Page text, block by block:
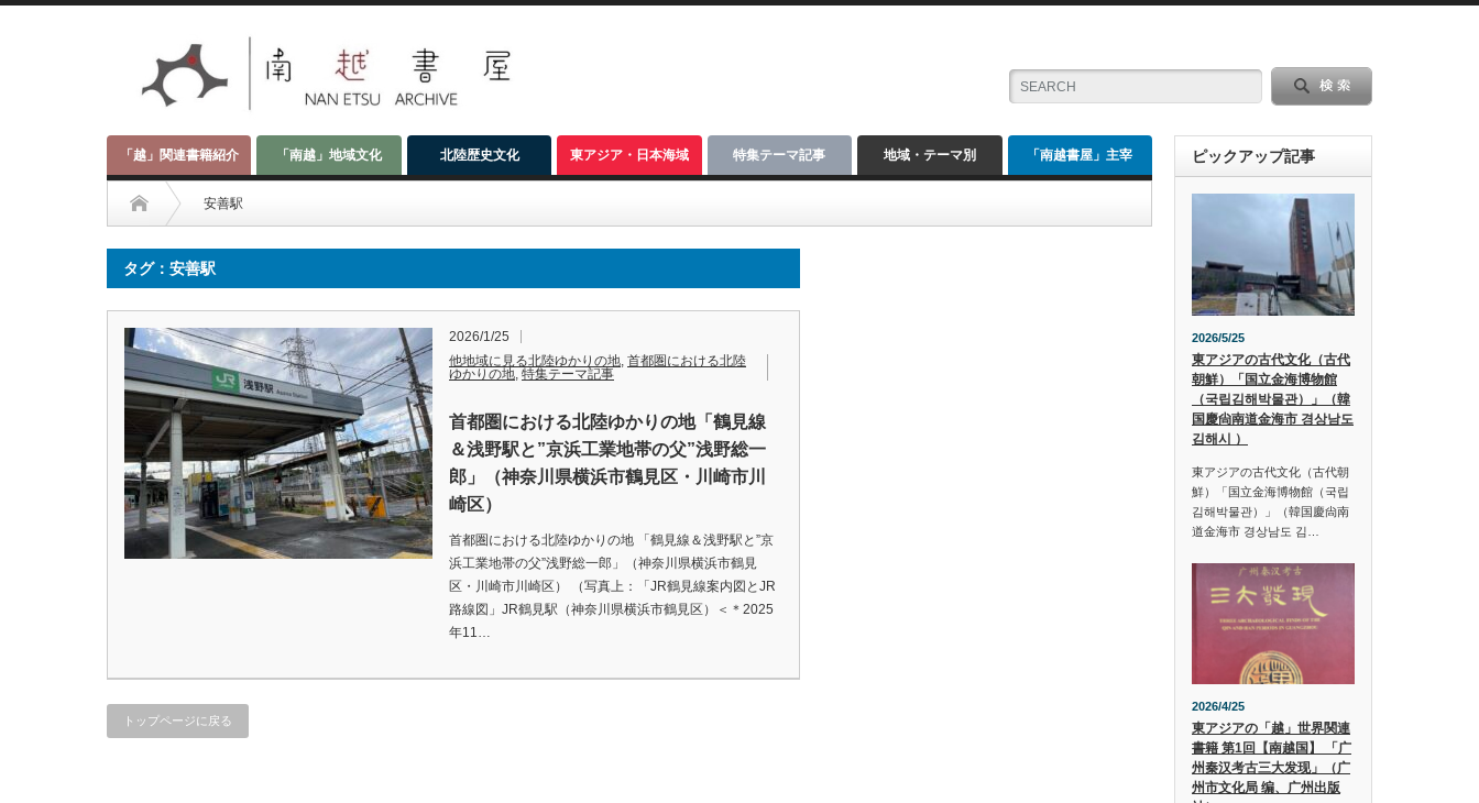
「越」関連書籍紹介 「南越」地域文化 北陸歴史文化 東アジア・日本海域 特集テーマ記事 地域・テーマ別 「南越書屋」主宰
安善駅
タグ：安善駅
2026/1/25
他地域に見る北陸ゆかりの地, 首都圏における北陸
ゆかりの地, 特集テーマ記事
首都圏における北陸ゆかりの地「鶴見線
＆浅野駅と”京浜工業地帯の父”浅野総一
郎」（神奈川県横浜市鶴見区・川崎市川
崎区）
首都圏における北陸ゆかりの地 「鶴見線＆浅野駅と”京
浜工業地帯の父”浅野総一郎」（神奈川県横浜市鶴見
区・川崎市川崎区） （写真上：「JR鶴見線案内図とJR
路線図」JR鶴見駅（神奈川県横浜市鶴見区）＜＊2025
年11…
トップページに戻る
ピックアップ記事
2026/5/25
東アジアの古代文化（古代
朝鮮）「国立金海博物館
（국립김해박물관）」（韓
国慶尙南道金海市 경상남도
김해시 ）
東アジアの古代文化（古代朝
鮮）「国立金海博物館（국립
김해박물관）」（韓国慶尙南
道金海市 경상남도 김…
2026/4/25
東アジアの「越」世界関連
書籍 第1回【南越国】 「广
州秦汉考古三大发现」（广
州市文化局 编、广州出版